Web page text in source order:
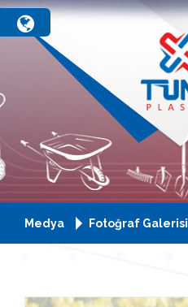
Medya Fotoğraf Galerisi